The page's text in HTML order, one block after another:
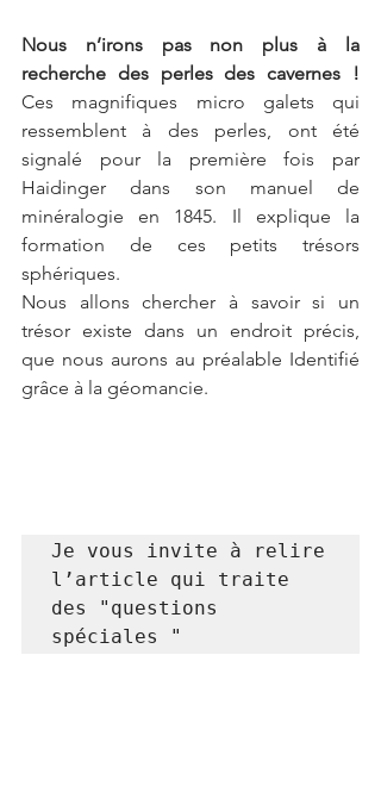
Nous n’irons pas non plus à la
recherche des perles des cavernes !
Ces magnifiques micro galets qui
ressemblent à des perles, ont été
signalé pour la première fois par
Haidinger dans son manuel de
minéralogie en 1845. Il explique la
formation de ces petits trésors
sphériques.
Nous allons chercher à savoir si un
trésor existe dans un endroit précis,
que nous aurons au préalable Identifié
grâce à la géomancie.
Je vous invite à relire
l’article qui traite
des "questions